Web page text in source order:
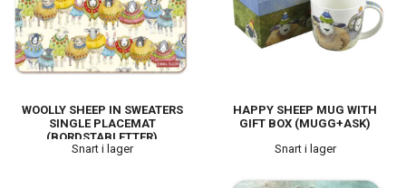
WOOLLY SHEEP IN SWEATERS
SINGLE PLACEMAT
(BORDSTABLETTER)
Snart i lager
HAPPY SHEEP MUG WITH
GIFT BOX (MUGG+ASK)
Snart i lager